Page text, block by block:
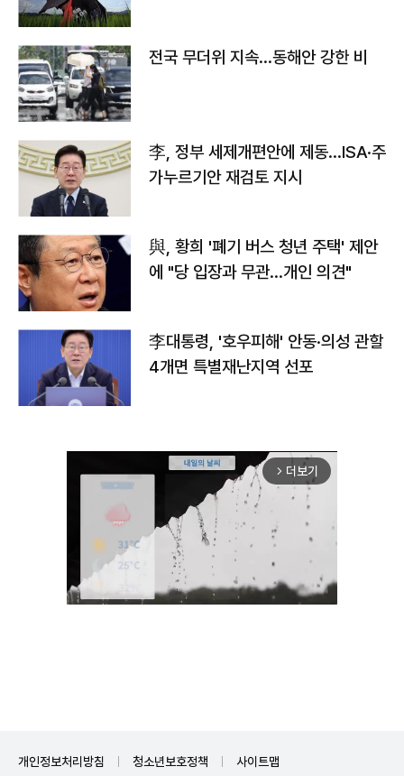
전국 무더위 지속…동해안 강한 비
李, 정부 세제개편안에 제동…ISA·주
가누르기안 재검토 지시
與, 황희 '폐기 버스 청년 주택' 제안
에 "당 입장과 무관…개인 의견"
李대통령, '호우피해' 안동·의성 관할
4개면 특별재난지역 선포
arrow_forward_ios 더보기
개인정보처리방침 청소년보호정책 사이트맵